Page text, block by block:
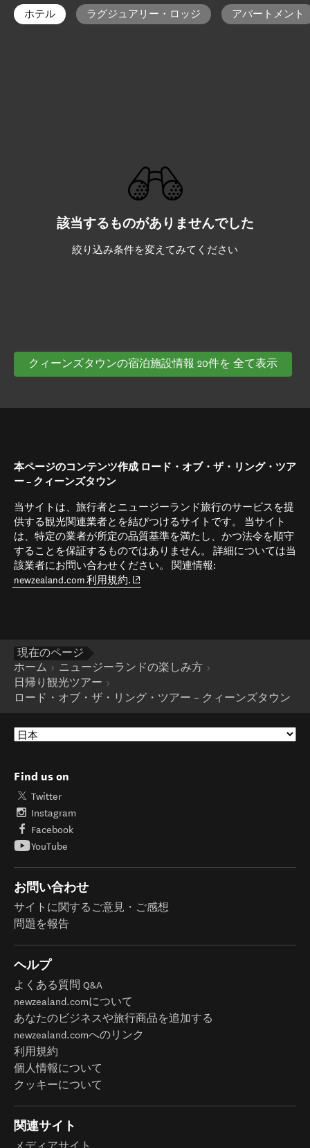
ホテル ラグジュアリー・ロッジ アパートメント
該当するものがありませんでした
絞り込み条件を変えてみてください
クィーンズタウンの宿泊施設情報 20件を 全て表示
本ページのコンテンツ作成 ロード・オブ・ザ・リング・ツア
ー − クィーンズタウン
当サイトは、旅行者とニュージーランド旅行のサービスを提
供する観光関連業者とを結びつけるサイトです。 当サイト
は、特定の業者が所定の品質基準を満たし、かつ法令を順守
することを保証するものではありません。 詳細については当
該業者にお問い合わせください。 関連情報:
newzealand.com 利用規約. (opens in new window)
現在のページ
ホーム
ニュージーランドの楽しみ方
日帰り観光ツアー
ロード・オブ・ザ・リング・ツアー − クィーンズタウン
Find us on
Twitter
Instagram
Facebook
YouTube
お問い合わせ
サイトに関するご意見・ご感想
問題を報告
ヘルプ
よくある質問 Q&A
newzealand.comについて
あなたのビジネスや旅行商品を追加する
newzealand.comへのリンク
利用規約
個人情報について
クッキーについて
関連サイト